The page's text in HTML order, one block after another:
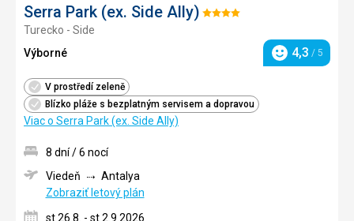
Serra Park (ex. Side Ally) Hodnotenie:
Turecko - Side
Výborné
Hodnotenie
4,3 / 5
V prostředí zeleně
Blízko pláže s bezplatným servisem a dopravou
Viac o Serra Park (ex. Side Ally)
8 dní / 6 nocí
Viedeň
Antalya
Zobraziť letový plán
st 26.8. - st 2.9.2026